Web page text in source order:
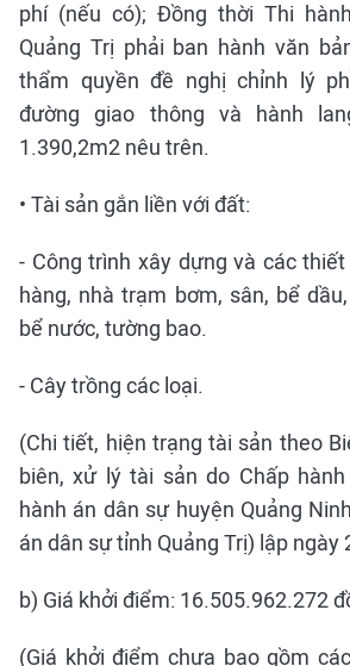
phí (nếu có); Đồng thời Thi
Quảng Trị phải ban hành văn
thẩm quyền đề nghị chỉnh lý
đường giao thông và hành
1.390,2m2 nêu trên.
• Tài sản gắn liền với đất:
- Công trình xây dựng và các
hàng, nhà trạm bơm, sân, bể
bể nước, tường bao.
- Cây trồng các loại.
(Chi tiết, hiện trạng tài sản theo
biên, xử lý tài sản do Chấp
hành án dân sự huyện Quảng
án dân sự tỉnh Quảng Trị) lập
b) Giá khởi điểm: 16.505.962.272
(Giá khởi điểm chưa bao gồm